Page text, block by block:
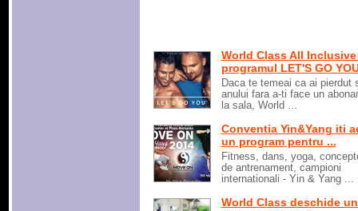
World Class All Inclusive
programul LET'S GO
Daca te temeai ca ai pierdut
anului fara a-ti face un
la sala, World ...
Conventia Yin&Yang iti
un program pentru ...
Fitness, dans, yoga,
de antrenament, campioni
internationali - Yin & Yang ...
World Class deschide